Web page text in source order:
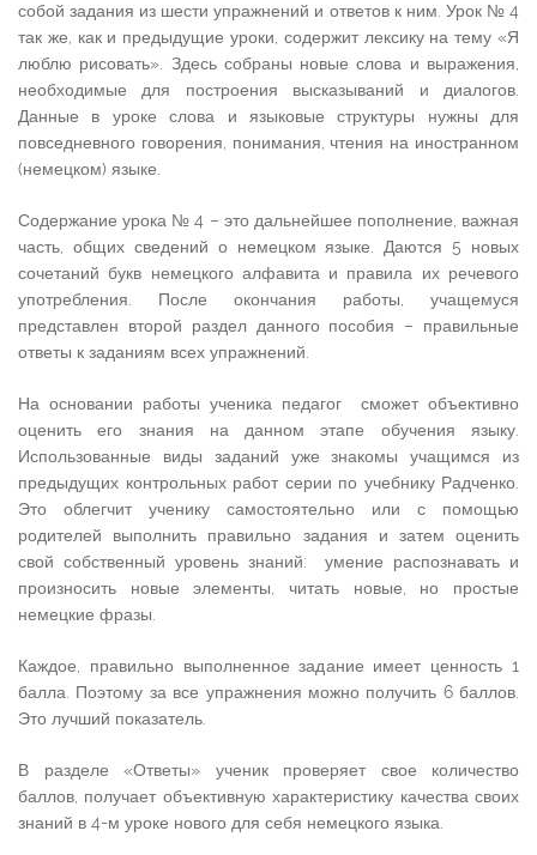
собой задания из шести упражнений и ответов к ним. Урок № 4
так же, как и предыдущие уроки, содержит лексику на тему «Я
люблю рисовать». Здесь собраны новые слова и выражения,
необходимые для построения высказываний и диалогов.
Данные в уроке слова и языковые структуры нужны для
повседневного говорения, понимания, чтения на иностранном
(немецком) языке.
Содержание урока № 4 – это дальнейшее пополнение, важная
часть, общих сведений о немецком языке. Даются 5 новых
сочетаний букв немецкого алфавита и правила их речевого
употребления. После окончания работы, учащемуся
представлен второй раздел данного пособия – правильные
ответы к заданиям всех упражнений.
На основании работы ученика педагог сможет объективно
оценить его знания на данном этапе обучения языку.
Использованные виды заданий уже знакомы учащимся из
предыдущих контрольных работ серии по учебнику Радченко.
Это облегчит ученику самостоятельно или с помощью
родителей выполнить правильно задания и затем оценить
свой собственный уровень знаний: умение распознавать и
произносить новые элементы, читать новые, но простые
немецкие фразы.
Каждое, правильно выполненное задание имеет ценность 1
балла. Поэтому за все упражнения можно получить 6 баллов.
Это лучший показатель.
В разделе «Ответы» ученик проверяет свое количество
баллов, получает объективную характеристику качества своих
знаний в 4-м уроке нового для себя немецкого языка.